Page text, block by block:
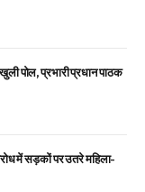
पोल, प्रभारी प्रधान पाठक
में सड़कों पर उतरे महिला-